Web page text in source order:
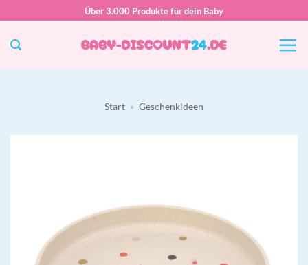
springen
Über 3.000 Produkte für dein Baby
Start » Geschenkideen